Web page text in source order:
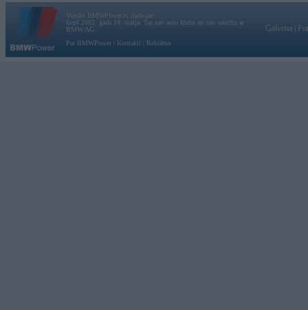
Vortāls BMWPower.lv darbojas
kopš 2002. gada 14. maija. Tas nav auto klubs un nav saistīts ar
BMW AG.
Par BMWPower
Kontakti Reklāma
Galvena